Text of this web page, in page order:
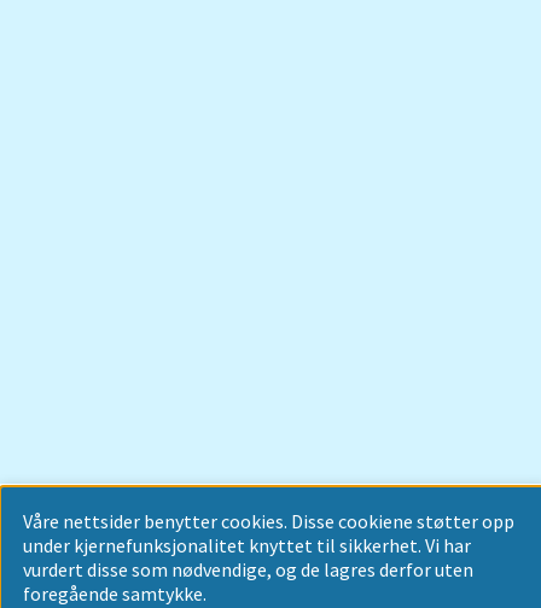
Våre nettsider benytter cookies. Disse cookiene støtter opp
under kjernefunksjonalitet knyttet til sikkerhet. Vi har
vurdert disse som nødvendige, og de lagres derfor uten
foregående samtykke.